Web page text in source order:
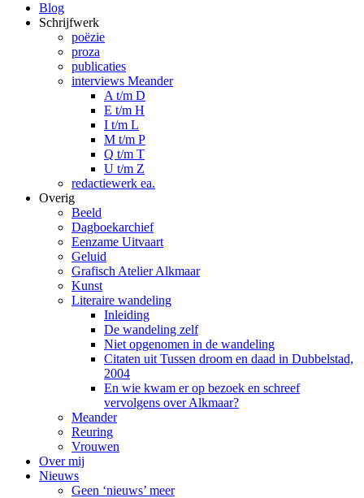
Blog
Schrijfwerk
poëzie
proza
publicaties
interviews Meander
A t/m D
E t/m H
I t/m L
M t/m P
Q t/m T
U t/m Z
redactiewerk ea.
Overig
Beeld
Dagboekarchief
Eenzame Uitvaart
Geluid
Grafisch Atelier Alkmaar
Kunst
Literaire wandeling
Inleiding
De wandeling zelf
Niet opgenomen in de wandeling
Citaten uit Tussen droom en daad in Dubbelstad,
2004
En wie kwam er op bezoek en schreef
vervolgens over Alkmaar?
Meander
Reuring
Vrouwen
Over mij
Nieuws
Geen ‘nieuws’ meer